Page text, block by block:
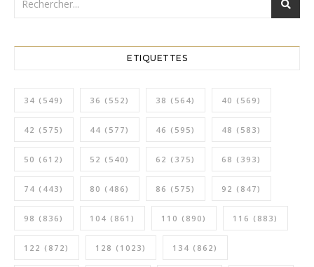
ETIQUETTES
34 (549) 36 (552) 38 (564) 40 (569)
42 (575) 44 (577) 46 (595) 48 (583)
50 (612) 52 (540) 62 (375) 68 (393)
74 (443) 80 (486) 86 (575) 92 (847)
98 (836) 104 (861) 110 (890) 116 (883)
122 (872) 128 (1023) 134 (862)